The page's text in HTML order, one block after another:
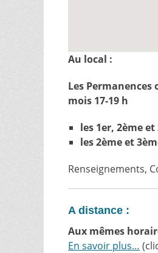
Au local :
Les
mois 17-19 h
les 1er, 2ème
les 2ème et
Renseignements,
A distance :
Aux mêmes
En savoir plus…